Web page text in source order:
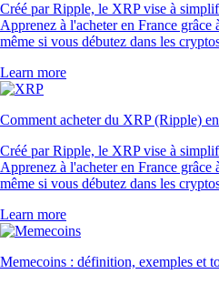
Créé par Ripple, le XRP vise à
Apprenez à l'acheter en France grâce
même si vous débutez dans les
Learn more
Comment acheter du XRP (Ripple)
Créé par Ripple, le XRP vise à
Apprenez à l'acheter en France grâce
même si vous débutez dans les
Learn more
Memecoins : définition, exemples et